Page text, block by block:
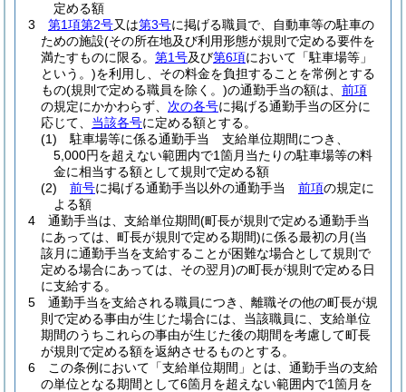
定める額
3
第1項第2号又は第3号に掲げる職員で、自動車等の駐車の
ための施設(その所在地及び利用形態が規則で定める要件を
満たすものに限る。 第1号及び第6項において「駐車場等」
という。)を利用し、その料金を負担することを常例とする
もの(規則で定める職員を除く。)の通勤手当の額は、 前項
の規定にかかわらず、 次の各号に掲げる通勤手当の区分に
応じて、 当該各号に定める額とする。
(1)
駐車場等に係る通勤手当 支給単位期間につき、
5,000円を超えない範囲内で1箇月当たりの駐車場等の料
金に相当する額として規則で定める額
(2)
前号に掲げる通勤手当以外の通勤手当 前項の規定に
よる額
4
通勤手当は、支給単位期間(町長が規則で定める通勤手当
にあっては、町長が規則で定める期間)に係る最初の月(当
該月に通勤手当を支給することが困難な場合として規則で
定める場合にあっては、その翌月)の町長が規則で定める日
に支給する。
5
通勤手当を支給される職員につき、離職その他の町長が規
則で定める事由が生じた場合には、当該職員に、支給単位
期間のうちこれらの事由が生じた後の期間を考慮して町長
が規則で定める額を返納させるものとする。
6
この条例において「支給単位期間」とは、通勤手当の支給
の単位となる期間として6箇月を超えない範囲内で1箇月を